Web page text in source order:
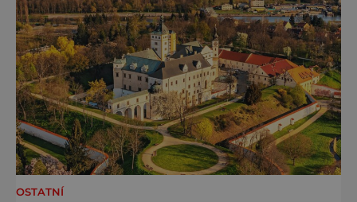
propojuje historie, řemeslná zručnost i
zábavný program pro celou rodinu. Otevřeno
bude také v blízkém interaktivním muz
OSTATNÍ